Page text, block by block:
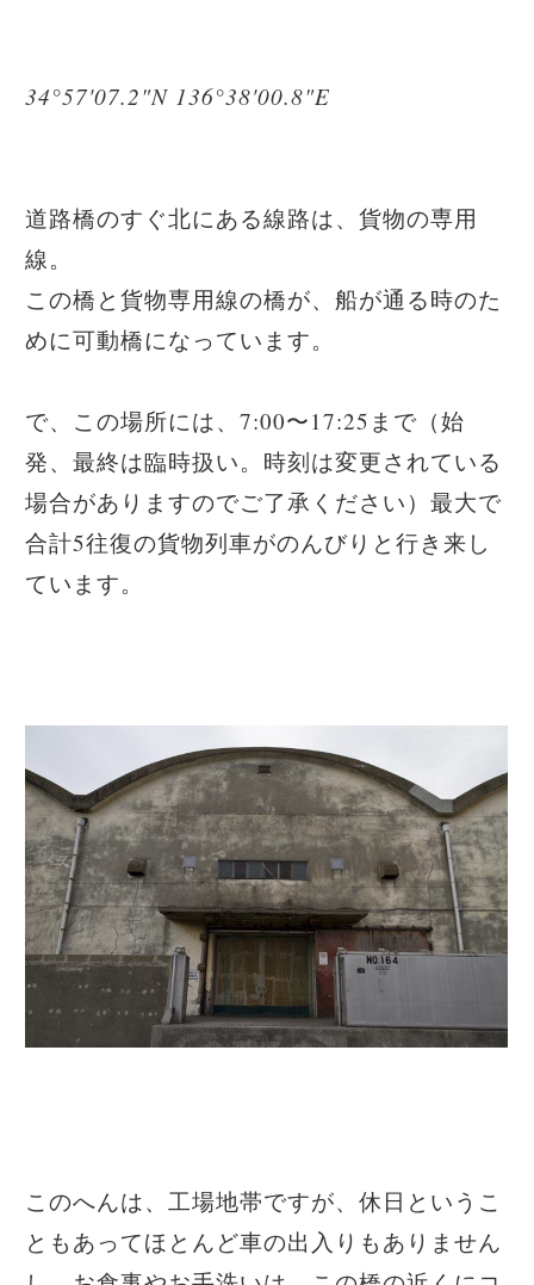
34°57'07.2"N 136°38'00.8"E
道路橋のすぐ北にある線路は、貨物の専用
線。
この橋と貨物専用線の橋が、船が通る時のた
めに可動橋になっています。
で、この場所には、7:00〜17:25まで（始
発、最終は臨時扱い。時刻は変更されている
場合がありますのでご了承ください）最大で
合計5往復の貨物列車がのんびりと行き来し
ています。
このへんは、工場地帯ですが、休日というこ
ともあってほとんど車の出入りもありません